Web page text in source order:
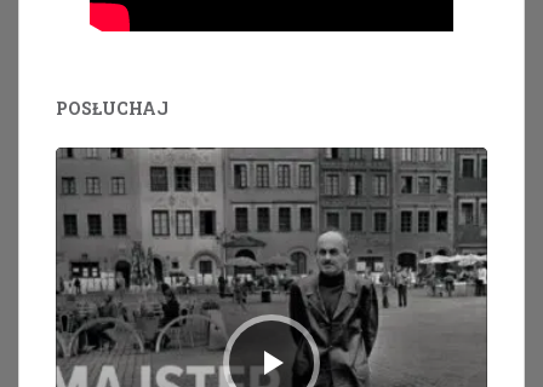
POSŁUCHAJ
Odtwarzacz
dźwiękowych